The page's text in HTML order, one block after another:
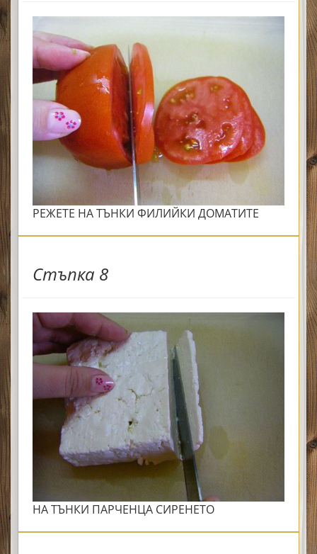
РЕЖЕТЕ НА ТЪНКИ ФИЛИЙКИ ДОМАТИТЕ
Стъпка 8
НА ТЪНКИ ПАРЧЕНЦА СИРЕНЕТО